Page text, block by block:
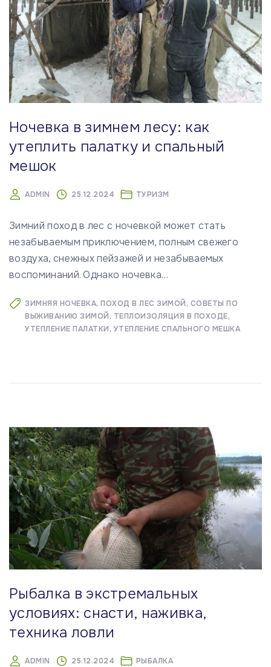
Ночевка в зимнем лесу: как
утеплить палатку и спальный
мешок
ADMIN 25.12.2024 ТУРИЗМ
Зимний поход в лес с ночевкой может стать
незабываемым приключением, полным свежего
воздуха, снежных пейзажей и незабываемых
воспоминаний. Однако ночевка…
ЗИМНЯЯ НОЧЕВКА ПОХОД В ЛЕС ЗИМОЙ СОВЕТЫ ПО
ВЫЖИВАНИЮ ЗИМОЙ
ТЕПЛОИЗОЛЯЦИЯ В ПОХОДЕ
УТЕПЛЕНИЕ ПАЛАТКИ УТЕПЛЕНИЕ СПАЛЬНОГО МЕШКА
Рыбалка в экстремальных
условиях: снасти, наживка,
техника ловли
ADMIN 25.12.2024 РЫБАЛКА